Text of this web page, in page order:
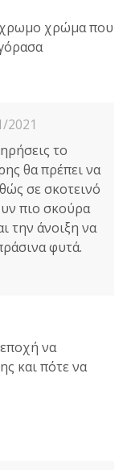
χρώμα που
2021
το
θα πρέπει να
σε σκοτεινό
πιο σκούρα
την άνοιξη να
φυτά.
να
και πότε να